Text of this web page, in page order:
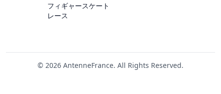
フィギャースケート
レース
© 2026 AntenneFrance. All Rights Reserved.